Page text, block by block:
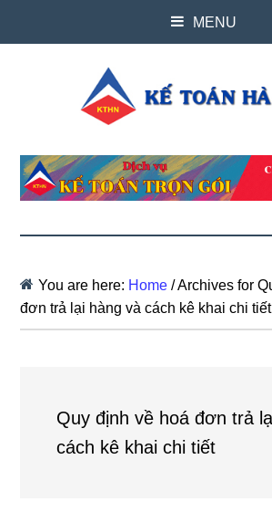
MENU
You are here: Home /Archives for
đơn trả lại hàng và cách kê khai chi tiết
Quy định về hoá đơn trả
cách kê khai chi tiết